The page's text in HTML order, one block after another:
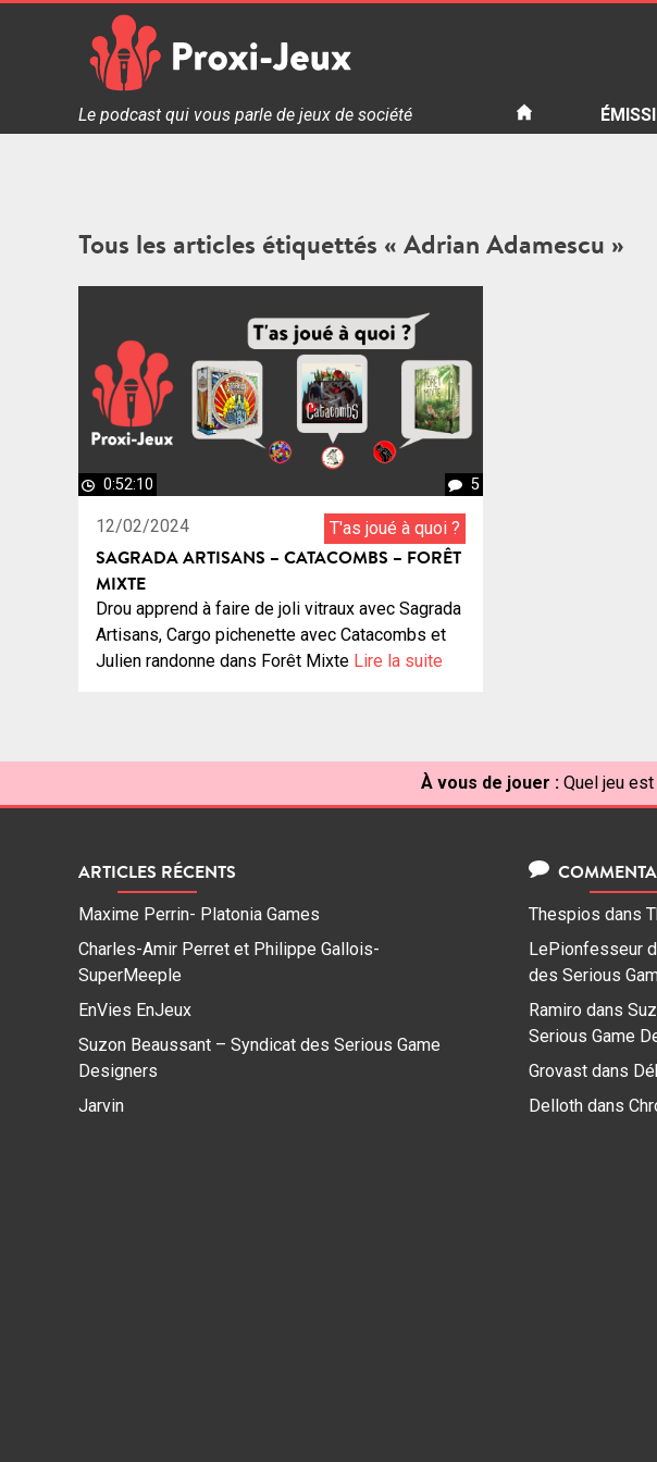
Proxi Jeux - Le podcast qui vous parle de jeux de société
Le podcast qui vous parle de jeux de société
Tous les articles étiquettés « Adrian Adamescu »
0:52:10 5
12/02/2024 T'as joué à quoi ?
SAGRADA ARTISANS – CATACOMBS – FORÊT
MIXTE
Drou apprend à faire de joli vitraux avec Sagrada
Artisans, Cargo pichenette avec Catacombs et
Julien randonne dans Forêt Mixte Lire la suite
À vous de jouer : Quel jeu
ARTICLES RÉCENTS
Maxime Perrin- Platonia Games
Charles-Amir Perret et Philippe Gallois-
SuperMeeple
EnVies EnJeux
Suzon Beaussant – Syndicat des Serious Game
Designers
Jarvin
Thespios dans
LePionfesseur
des Serious
Ramiro dans
Serious Game
Grovast dans
Delloth dans